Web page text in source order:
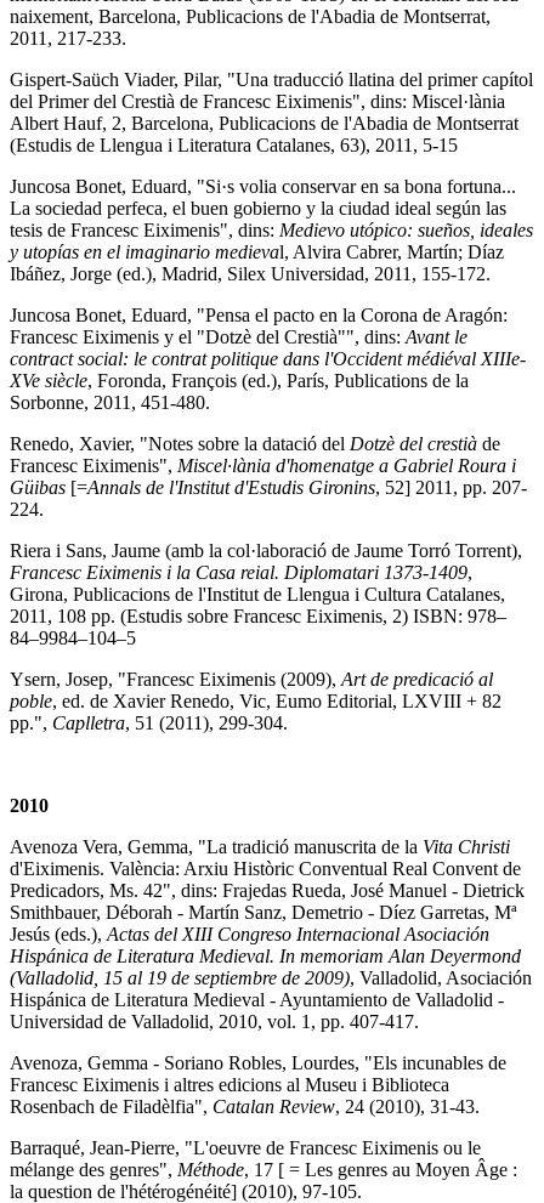
naixement, Barcelona, Publicacions de l'Abadia de Montserrat,
2011, 217-233.
Gispert-Saüch Viader, Pilar, "Una traducció llatina del primer capítol
del Primer del Crestià de Francesc Eiximenis", dins: Miscel·lània
Albert Hauf, 2, Barcelona, Publicacions de l'Abadia de Montserrat
(Estudis de Llengua i Literatura Catalanes, 63), 2011, 5-15
Juncosa Bonet, Eduard, "Si·s volia conservar en sa bona fortuna...
La sociedad perfeca, el buen gobierno y la ciudad ideal según las
tesis de Francesc Eiximenis", dins: Medievo utópico: sueños, ideales
y utopías en el imaginario medieval, Alvira Cabrer, Martín; Díaz
Ibáñez, Jorge (ed.), Madrid, Silex Universidad, 2011, 155-172.
Juncosa Bonet, Eduard, "Pensa el pacto en la Corona de Aragón:
Francesc Eiximenis y el "Dotzè del Crestià"", dins: Avant le
contract social: le contrat politique dans l'Occident médiéval XIIIe-
XVe siècle, Foronda, François (ed.), París, Publications de la
Sorbonne, 2011, 451-480.
Renedo, Xavier, "Notes sobre la datació del Dotzè del crestià de
Francesc Eiximenis", Miscel·lània d'homenatge a Gabriel Roura i
Güibas [=Annals de l'Institut d'Estudis Gironins, 52] 2011, pp. 207-
224.
Riera i Sans, Jaume (amb la col·laboració de Jaume Torró Torrent),
Francesc Eiximenis i la Casa reial. Diplomatari 1373-1409,
Girona, Publicacions de l'Institut de Llengua i Cultura Catalanes,
2011, 108 pp. (Estudis sobre Francesc Eiximenis, 2) ISBN: 978–
84–9984–104–5
Ysern, Josep, "Francesc Eiximenis (2009), Art de predicació al
poble, ed. de Xavier Renedo, Vic, Eumo Editorial, LXVIII + 82
pp.", Caplletra, 51 (2011), 299-304.
2010
Avenoza Vera, Gemma, "La tradició manuscrita de la Vita Christi
d'Eiximenis. València: Arxiu Històric Conventual Real Convent de
Predicadors, Ms. 42", dins: Frajedas Rueda, José Manuel - Dietrick
Smithbauer, Déborah - Martín Sanz, Demetrio - Díez Garretas, Mª
Jesús (eds.), Actas del XIII Congreso Internacional Asociación
Hispánica de Literatura Medieval. In memoriam Alan Deyermond
(Valladolid, 15 al 19 de septiembre de 2009), Valladolid, Asociación
Hispánica de Literatura Medieval - Ayuntamiento de Valladolid -
Universidad de Valladolid, 2010, vol. 1, pp. 407-417.
Avenoza, Gemma - Soriano Robles, Lourdes, "Els incunables de
Francesc Eiximenis i altres edicions al Museu i Biblioteca
Rosenbach de Filadèlfia", Catalan Review, 24 (2010), 31-43.
Barraqué, Jean-Pierre, "L'oeuvre de Francesc Eiximenis ou le
mélange des genres", Méthode, 17 [ = Les genres au Moyen Âge :
la question de l'hétérogénéité] (2010), 97-105.